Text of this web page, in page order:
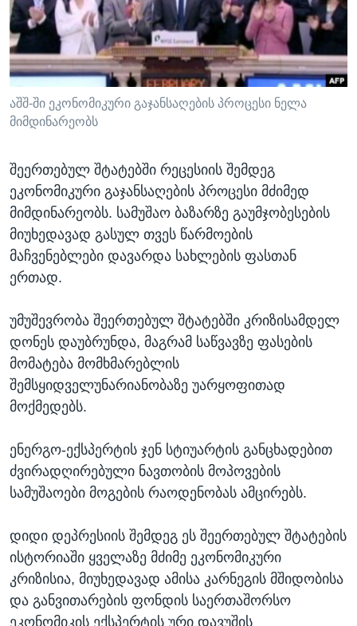
ᲡᲢᲣᲓᲘᲐ ᲕᲐᲨᲘᲜᲒᲢᲝᲜᲘ
ᲔᲙᲝᲜᲝᲛᲘᲙᲐ
ᲯᲐᲜᲛᲠᲗᲔᲚᲝᲑᲐ
ᲛᲔᲪᲜᲘᲔᲠᲔᲑᲐ
ᲘᲜᲢᲔᲠᲕᲘᲣ
ᲙᲣᲚᲢᲣᲠᲐ
ᲓᲔᲖᲘᲜᲤᲝᲠᲛᲐᲪᲘᲐ
Learning English
ᲗᲕᲐᲚᲘ ᲒᲕᲐᲓᲔᲕᲜᲔᲗ
აშშ-ში ეკონომიკური გაჯანსაღების პროცესი ნელა
მიმდინარეობს
შეერთებულ შტატებში რეცესიის შემდეგ
ეკონომიკური გაჯანსაღების პროცესი მძიმედ
მიმდინარეობს. სამუშაო ბაზარზე გაუმჯობესების
მიუხედავად გასულ თვეს წარმოების
მაჩვენებლები დავარდა სახლების ფასთან
ერთად.
უმუშევრობა შეერთებულ შტატებში კრიზისამდელ
დონეს დაუბრუნდა, მაგრამ საწვავზე ფასების
მომატება მომხმარებლის
შემსყიდველუნარიანობაზე უარყოფითად
მოქმედებს.
ენერგო-ექსპერტის ჯენ სტიუარტის განცხადებით
ძვირადღირებული ნავთობის მოპოვების
სამუშაოები მოგების რაოდენობას ამცირებს.
დიდი დეპრესიის შემდეგ ეს შეერთებულ შტატების
ისტორიაში ყველაზე მძიმე ეკონომიკური
კრიზისია, მიუხედავად ამისა კარნეგის მშიდობისა
და განვითარების ფონდის საერთაშორსო
ეკონომიკის ექსპერტის ური დავუშის